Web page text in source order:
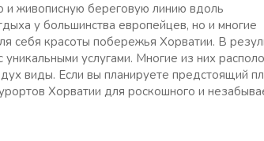
и живописную береговую линию вдоль
у большинства европейцев, но и многие
себя красоты побережья Хорватии. В
услугами. Многие из них
виды. Если вы планируете предстоящий
Хорватии для роскошного и